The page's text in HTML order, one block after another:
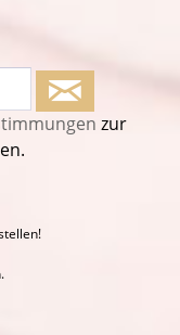
zur